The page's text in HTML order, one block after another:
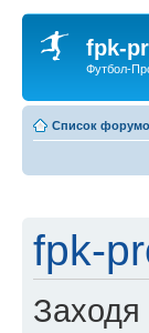
fpk-
Футбол-
Список
fpk-